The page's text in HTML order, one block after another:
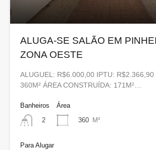
ALUGA-SE SALÃO EM
ZONA OESTE
ALUGUEL: R$6.000,00 IPTU: R$2.366,90
360M² ÁREA CONSTRUÍDA: 171M²…
Banheiros
2
Área
360 M²
Para Alugar